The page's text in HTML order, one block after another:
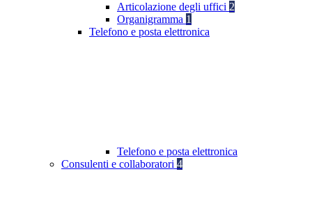
Articolazione degli uffici 2
Organigramma 1
Telefono e posta elettronica
Telefono e posta elettronica
Consulenti e collaboratori 4